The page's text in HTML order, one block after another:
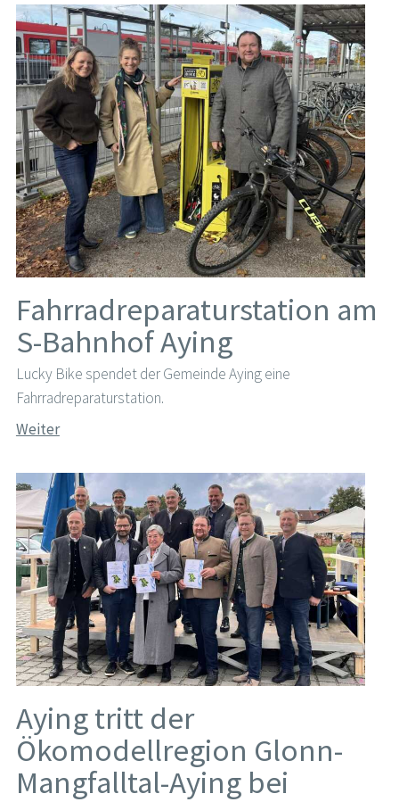
Fahrradreparaturstation am
S-Bahnhof Aying
Lucky Bike spendet der Gemeinde Aying eine
Fahrradreparaturstation.
Weiter
Aying tritt der
Ökomodellregion Glonn-
Mangfalltal-Aying bei